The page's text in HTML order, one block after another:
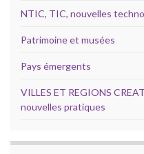
NTIC, TIC, nouvelles
Patrimoine et musées
Pays émergents
VILLES ET REGIONS
nouvelles pratiques